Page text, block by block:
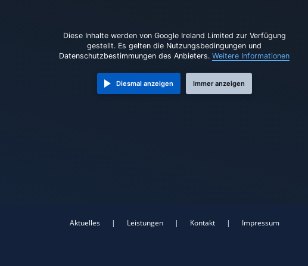
Diese Inhalte werden von Google Ireland Limited zur Verfügung
gestellt. Es gelten die Nutzungsbedingungen und
Datenschutzbestimmungen des Anbieters.Weitere Informationen
Diesmal anzeigen Immer anzeigen
Aktuelles | Leistungen | Kontakt | Impressum